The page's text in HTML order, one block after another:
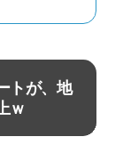
トが、地
ｗ